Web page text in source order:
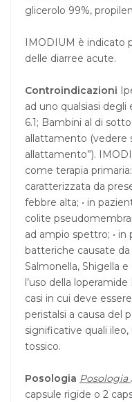
glicerolo 99%,
IMODIUM è indicato
delle diarree acute.
Controindicazioni
ad uno qualsiasi degli
6.1; Bambini al di
allattamento (vedere
allattamento”).
come terapia
caratterizzata da
febbre alta; • in
colite
ad ampio spettro; •
batteriche causate
Salmonella, Shigella
l’uso della
casi in cui deve
peristalsi a causa del
significative quali
tossico.
Posologia Posologia
capsule rigide o 2